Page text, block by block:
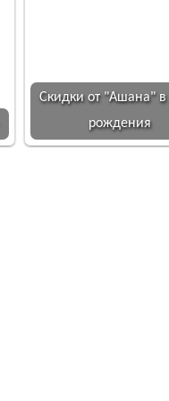
Скидки от "Ашана" в
рождения